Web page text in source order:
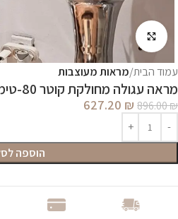
עמוד הבית מראות מעוצבות
מראה עגולה מחולקת קוטר 80-טימבר עיצובים
896.00₪
627.20 ₪
הוספה
לחץ להגדלה